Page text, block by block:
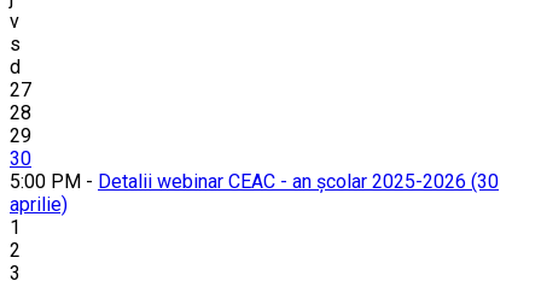
v
s
d
27
28
29
30
5:00 PM - Detalii webinar CEAC - an școlar 2025-2026 (30
aprilie)
1
2
3